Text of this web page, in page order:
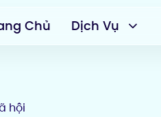
Chủ Dịch Vụ
hội